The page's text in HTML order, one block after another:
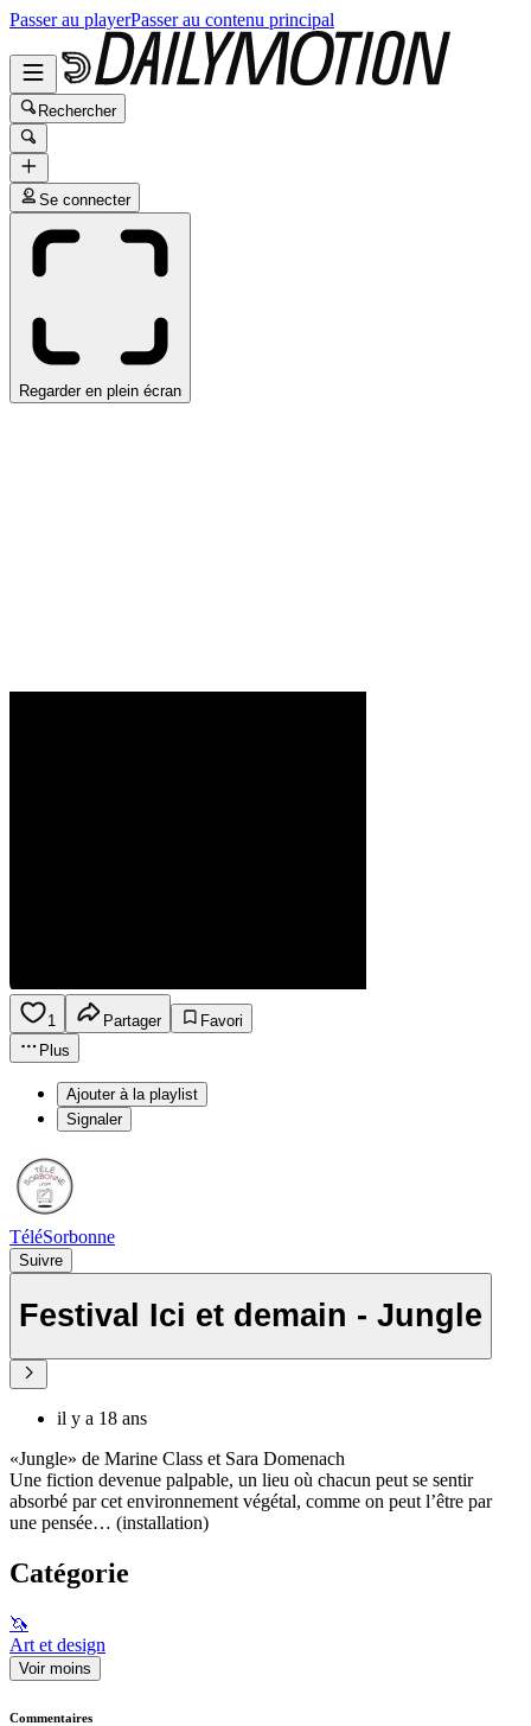
Passer au playerPasser au contenu principal
Rechercher
Se connecter
Regarder en plein écran
1 Partager
Favori
Plus
Ajouter à la playlist
Signaler
TéléSorbonne
Suivre
Festival Ici et demain - Jungle
il y a 18 ans
«Jungle» de Marine Class et Sara Domenach
Une fiction devenue palpable, un lieu où chacun peut se sentir
absorbé par cet environnement végétal, comme on peut l’être par
une pensée… (installation)
Catégorie
🦄
Art et design
Voir moins
Commentaires